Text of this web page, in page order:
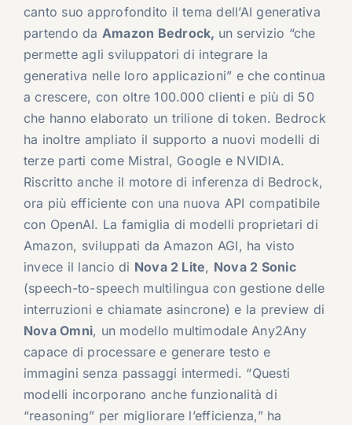
canto suo approfondito il tema dell’AI generativa
partendo da Amazon Bedrock, un servizio “che
permette agli sviluppatori di integrare la
generativa nelle loro applicazioni” e che continua
a crescere, con oltre 100.000 clienti e più di 50
che hanno elaborato un trilione di token. Bedrock
ha inoltre ampliato il supporto a nuovi modelli di
terze parti come Mistral, Google e NVIDIA.
Riscritto anche il motore di inferenza di Bedrock,
ora più efficiente con una nuova API compatibile
con OpenAI. La famiglia di modelli proprietari di
Amazon, sviluppati da Amazon AGI, ha visto
invece il lancio di Nova 2 Lite, Nova 2 Sonic
(speech-to-speech multilingua con gestione delle
interruzioni e chiamate asincrone) e la preview di
Nova Omni, un modello multimodale Any2Any
capace di processare e generare testo e
immagini senza passaggi intermedi. “Questi
modelli incorporano anche funzionalità di
“reasoning” per migliorare l’efficienza,” ha